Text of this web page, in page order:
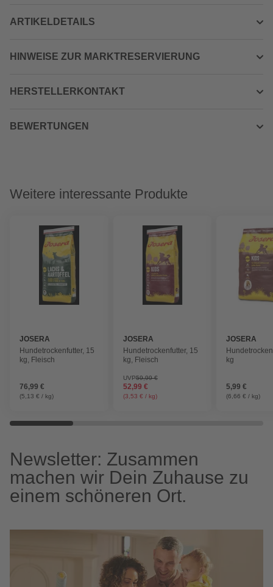
ARTIKELDETAILS
HINWEISE ZUR MARKTRESERVIERUNG
HERSTELLERKONTAKT
BEWERTUNGEN
Weitere interessante Produkte
JOSERA
Hundetrockenfutter, 15
kg, Fleisch
76,99 €
(5,13 € / kg)
JOSERA
Hundetrockenfutter, 15
kg, Fleisch
UVP59,99 €
52,99 €
(3,53 € / kg)
JOSERA
kg
5,99 €
(6,66 € / kg)
Newsletter: Zusammen
machen wir Dein Zuhause zu
einem schöneren Ort.